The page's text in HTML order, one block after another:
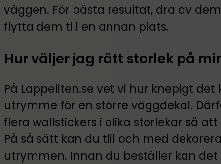
väggen. För bästa resultat, dra av
flytta dem till en annan plats.
Hur väljer jag rätt storlek på
På Lappeliten.se vet vi hur knepigt
utrymme för en större väggdekal.
flera wallstickers i olika storlekar så
På så sätt kan du till och med
utrymmen. Innan du beställer kan